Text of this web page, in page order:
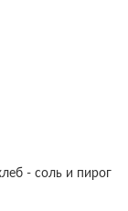
- соль и пирог